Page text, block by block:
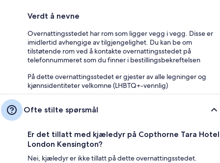
Verdt å nevne
Overnattingsstedet har rom som ligger vegg i vegg. Disse er
imidlertid avhengige av tilgjengelighet. Du kan be om
tilstøtende rom ved å kontakte overnattingsstedet på
telefonnummeret som du finner i bestillingsbekreftelsen
På dette overnattingsstedet er gjester av alle legninger og
kjønnsidentiteter velkomne (LHBTQ+-vennlig)
Ofte stilte spørsmål
Er det tillatt med kjæledyr på Copthorne Tara Hotel
London Kensington?
Nei, kjæledyr er ikke tillatt på dette overnattingsstedet.